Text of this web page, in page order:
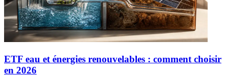
ETF eau et énergies renouvelables : comment choisir
en 2026